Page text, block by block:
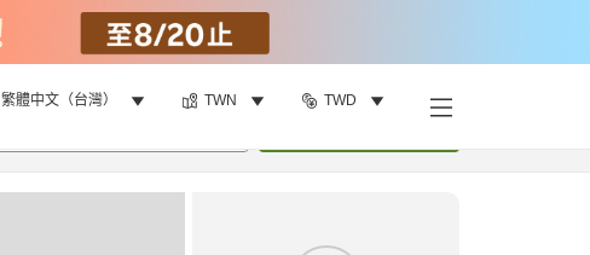
繁體中文（台灣） TWN TWD